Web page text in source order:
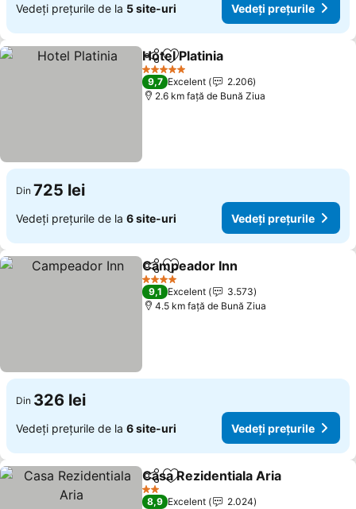
Vedeți prețurile de la 5 site-uri Vedeți prețurile
DistribuițiAdăugaţi la favorite
Hotel Platinia
5 Stele
9,7 Excelent
2.206
2.6 km faţă de Bună Ziua
Din 725 lei
Vedeți prețurile de la 6 site-uri Vedeți prețurile
DistribuițiAdăugaţi la favorite
Campeador Inn
4 Stele
9,1 Excelent
3.573
4.5 km faţă de Bună Ziua
Din 326 lei
Vedeți prețurile de la 6 site-uri Vedeți prețurile
DistribuițiAdăugaţi la favorite
Casa Rezidentiala Aria
2 Stele
8,9 Excelent
2.024